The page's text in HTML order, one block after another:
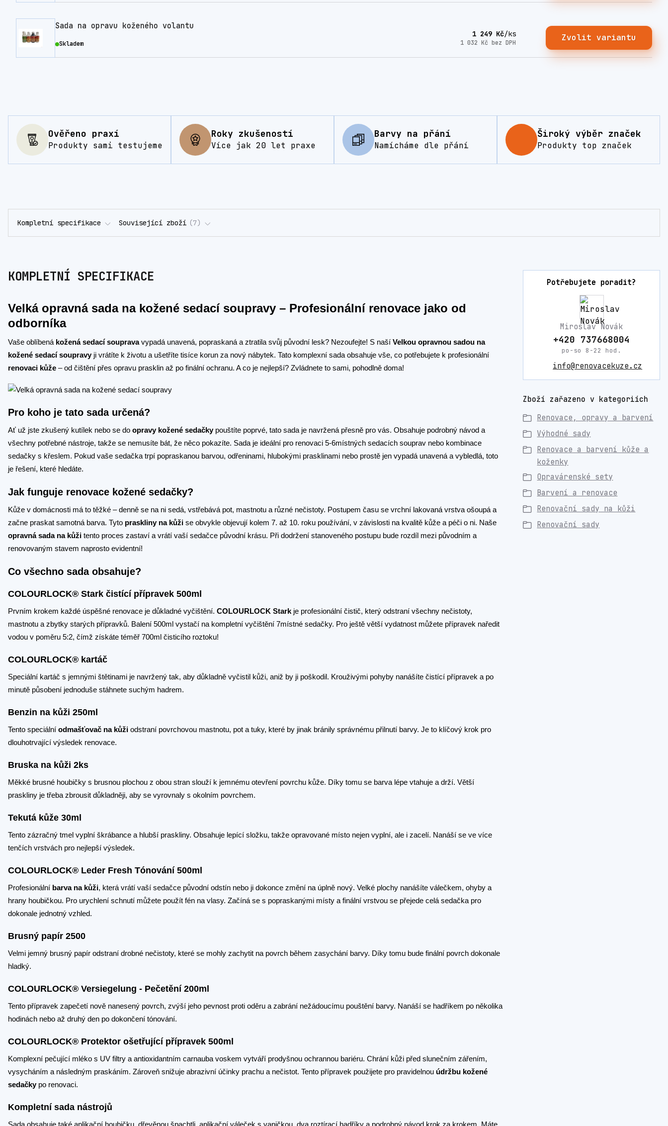
Sada na opravu koženého volantu
1 249 Kč/ks
1 032 Kč bez DPH
Skladem
Zvolit variantu
Ověřeno praxí
Produkty sami testujeme
Roky zkušeností
Více jak 20 let praxe
Barvy na přání
Namícháme dle přání
Široký výběr značek
Produkty top značek
Kompletní specifikace Související zboží 7
KOMPLETNÍ SPECIFIKACE
Velká opravná sada na kožené sedací soupravy – Profesionální renovace jako od
odborníka
Vaše oblíbená kožená sedací soupravavypadá unavená, popraskaná a ztratila svůj původní lesk? Nezoufejte! S naší Velkou opravnou sadou na
kožené sedací soupravyji vrátíte k životu a ušetříte tisíce korun za nový nábytek. Tato komplexní sada obsahuje vše, co potřebujete k profesionální
renovaci kůže – od čištění přes opravu prasklin až po finální ochranu. A co je nejlepší? Zvládnete to sami, pohodlně doma!
Pro koho je tato sada určená?
Ať už jste zkušený kutílek nebo se do opravy kožené sedačkypouštíte poprvé, tato sada je navržená přesně pro vás. Obsahuje podrobný návod a
všechny potřebné nástroje, takže se nemusíte bát, že něco pokazíte. Sada je ideální pro renovaci 5-6místných sedacích souprav nebo kombinace
sedačky s křeslem. Pokud vaše sedačka trpí popraskanou barvou, odřeninami, hlubokými prasklinami nebo prostě jen vypadá unavená a vybledlá, toto
je řešení, které hledáte.
Jak funguje renovace kožené sedačky?
Kůže v domácnosti má to těžké – denně se na ni sedá, vstřebává pot, mastnotu a různé nečistoty. Postupem času se vrchní lakovaná vrstva ošoupá a
začne praskat samotná barva. Tyto praskliny na kůži se obvykle objevují kolem 7. až 10. roku používání, v závislosti na kvalitě kůže a péči o ni. Naše
opravná sada na kůži tento proces zastaví a vrátí vaší sedačce původní krásu. Při dodržení stanoveného postupu bude rozdíl mezi původním a
renovovaným stavem naprosto evidentní!
Co všechno sada obsahuje?
COLOURLOCK® Stark čistící přípravek 500ml
Prvním krokem každé úspěšné renovace je důkladné vyčištění. COLOURLOCK Stark je profesionální čistič, který odstraní všechny nečistoty,
mastnotu a zbytky starých přípravků. Balení 500ml vystačí na kompletní vyčištění 7místné sedačky. Pro ještě větší vydatnost můžete přípravek naředit
vodou v poměru 5:2, čímž získáte téměř 700ml čisticího roztoku!
COLOURLOCK® kartáč
Speciální kartáč s jemnými štětinami je navržený tak, aby důkladně vyčistil kůži, aniž by ji poškodil. Krouživými pohyby nanášíte čistící přípravek a po
minutě působení jednoduše stáhnete suchým hadrem.
Benzin na kůži 250ml
Tento speciální odmašťovač na kůži odstraní povrchovou mastnotu, pot a tuky, které by jinak bránily správnému přilnutí barvy. Je to klíčový krok pro
dlouhotrvající výsledek renovace.
Bruska na kůži 2ks
Měkké brusné houbičky s brusnou plochou z obou stran slouží k jemnému otevření povrchu kůže. Díky tomu se barva lépe vtahuje a drží. Větší
praskliny je třeba zbrousit důkladněji, aby se vyrovnaly s okolním povrchem.
Tekutá kůže 30ml
Tento zázračný tmel vyplní škrábance a hlubší praskliny. Obsahuje lepící složku, takže opravované místo nejen vyplní, ale i zacelí. Nanáší se ve více
tenčích vrstvách pro nejlepší výsledek.
COLOURLOCK® Leder Fresh Tónování 500ml
Profesionální barva na kůži, která vrátí vaší sedačce původní odstín nebo ji dokonce změní na úplně nový. Velké plochy nanášíte válečkem, ohyby a
hrany houbičkou. Pro urychlení schnutí můžete použít fén na vlasy. Začíná se s popraskanými místy a finální vrstvou se přejede celá sedačka pro
dokonale jednotný vzhled.
Brusný papír 2500
Velmi jemný brusný papír odstraní drobné nečistoty, které se mohly zachytit na povrch během zasychání barvy. Díky tomu bude finální povrch dokonale
hladký.
COLOURLOCK® Versiegelung - Pečetění 200ml
Tento přípravek zapečetí nově nanesený povrch, zvýší jeho pevnost proti oděru a zabrání nežádoucímu pouštění barvy. Nanáší se hadříkem po několika
hodinách nebo až druhý den po dokončení tónování.
COLOURLOCK® Protektor ošetřující přípravek 500ml
Komplexní pečující mléko s UV filtry a antioxidantním carnauba voskem vytváří prodyšnou ochrannou bariéru. Chrání kůži před slunečním zářením,
vysycháním a následným praskáním. Zároveň snižuje abrazivní účinky prachu a nečistot. Tento přípravek použijete pro pravidelnou údržbu kožené
sedačkypo renovaci.
Kompletní sada nástrojů
Sada obsahuje také aplikační houbičku, dřevěnou špachtli, aplikační váleček s vaničkou, dva roztírací hadříky a podrobný návod krok za krokem. Máte
Potřebujete poradit?
Miroslav Novák
+420 737668004
po-so 8-22 hod.
info@renovacekuze.cz
Zboží zařazeno v kategoriích
Renovace, opravy a barvení
Výhodné sady
Renovace a barvení kůže a
koženky
Opravárenské sety
Barvení a renovace
Renovační sady na kůži
Renovační sady